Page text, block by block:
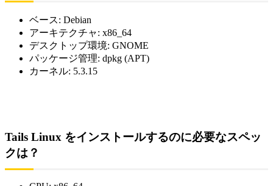
ベース: Debian
アーキテクチャ: x86_64
デスクトップ環境: GNOME
パッケージ管理: dpkg (APT)
カーネル: 5.3.15
Tails Linux をインストールするのに必要なスペッ
クは？